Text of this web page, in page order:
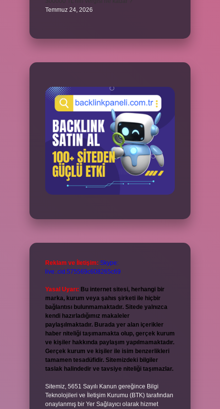
Temmuz 24, 2026
Reklam ve İletişim: Skype:
live:.cid.575569c608265c69
Yasal Uyarı: Bu internet sitesi, herhangi bir
marka, kurum veya şahıs şirketi ile hiçbir
bağlantısı bulunmamaktadır. Sitede yalnızca
kendi hazırladığımız makaleler
paylaşılmaktadır. Burada yer alan içerikler
haber niteliği taşımamakta olup, gerçek kurum
ve kişiler hakkında paylaşım yapılmamaktadır.
Gerçek kurum ve kişiler ile isim benzerlikleri
tamamen tesadüfidir. Sitemizdeki bilgiler
taslak halindedir ve tavsiye niteliği taşımazlar.
Sitemiz, 5651 Sayılı Kanun gereğince Bilgi
Teknolojileri ve İletişim Kurumu (BTK) tarafından
onaylanmış bir Yer Sağlayıcı olarak hizmet